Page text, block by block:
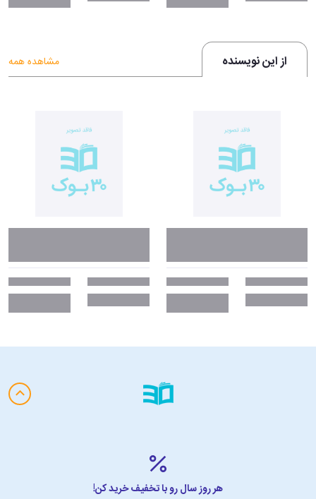
از این نویسنده مشاهده همه
هر روز سال رو با تخفیف خرید کن!